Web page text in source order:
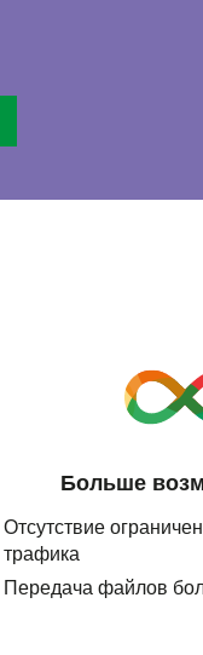
Больше
Отсутствие
трафика
Передача файлов